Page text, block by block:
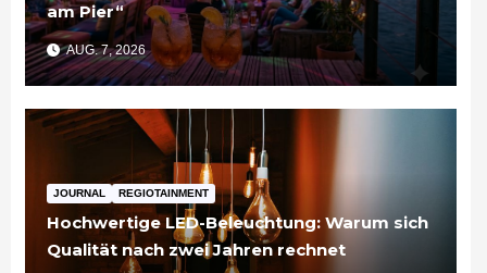
am Pier“
AUG. 7, 2026
JOURNAL REGIOTAINMENT
Hochwertige LED-Beleuchtung: Warum sich
Qualität nach zwei Jahren rechnet